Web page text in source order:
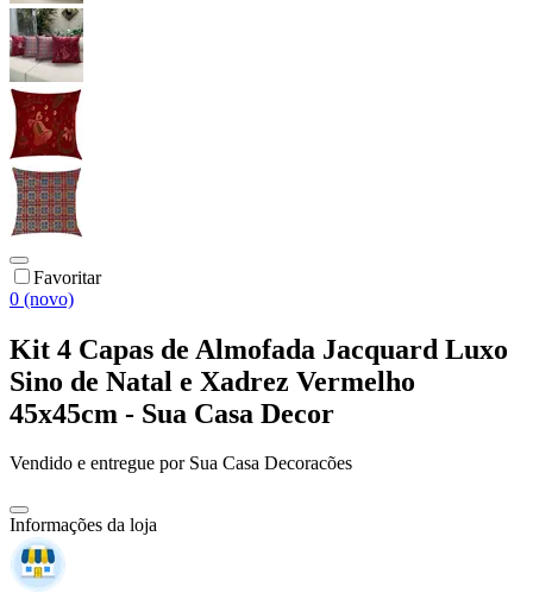
Favoritar
0 (novo)
Kit 4 Capas de Almofada Jacquard Luxo
Sino de Natal e Xadrez Vermelho
45x45cm - Sua Casa Decor
Vendido e entregue por Sua Casa Decoracões
Informações da loja